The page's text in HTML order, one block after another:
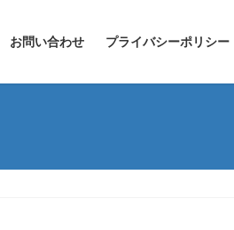
お問い合わせ プライバシーポリシー